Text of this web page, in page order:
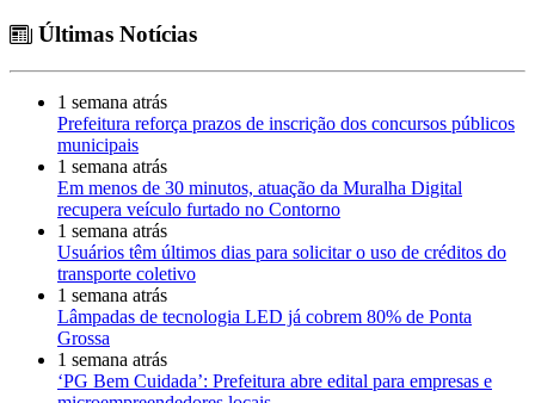
Últimas Notícias
1 semana atrás
Prefeitura reforça prazos de inscrição dos concursos públicos
municipais
1 semana atrás
Em menos de 30 minutos, atuação da Muralha Digital
recupera veículo furtado no Contorno
1 semana atrás
Usuários têm últimos dias para solicitar o uso de créditos do
transporte coletivo
1 semana atrás
Lâmpadas de tecnologia LED já cobrem 80% de Ponta
Grossa
1 semana atrás
‘PG Bem Cuidada’: Prefeitura abre edital para empresas e